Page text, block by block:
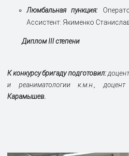
Люмбальная пункция:
Ассистент: Якименко
Диплом III степени
К конкурсу бригаду подготовил:
и реаниматологии к.м.н.,
Карамышев.